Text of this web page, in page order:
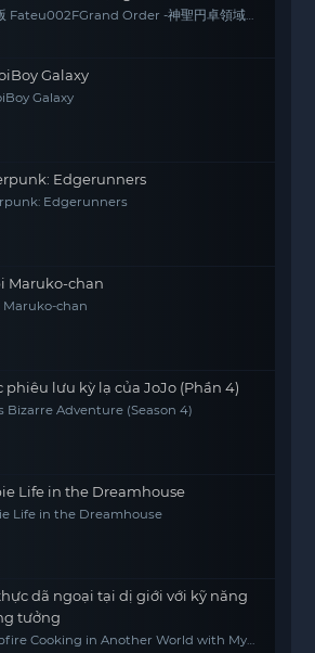
Fateu002FGrand Order -神聖円卓領域
Galaxy
Galaxy
Edgerunners
Edgerunners
Maruko-chan
Maruko-chan
phiêu lưu kỳ lạ của JoJo (Phần 4)
Bizarre Adventure (Season 4)
Life in the Dreamhouse
Life in the Dreamhouse
dã ngoại tại dị giới với kỹ năng
tưởng
Cooking in Another World with My